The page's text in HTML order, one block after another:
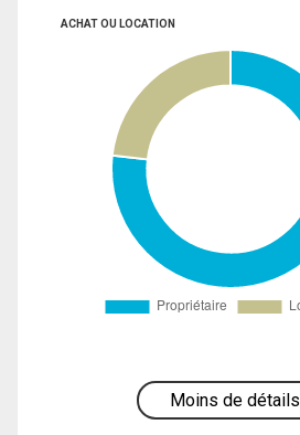
ACHAT OU LOCATION
Moins de détails